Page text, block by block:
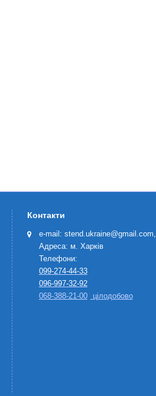
Контакти
e-mail: stend.ukraine@gmail.com,
Адреса: м. Харків
Телефони:
099-274-44-33
096-997-32-92
068-388-21-00 цілодобово